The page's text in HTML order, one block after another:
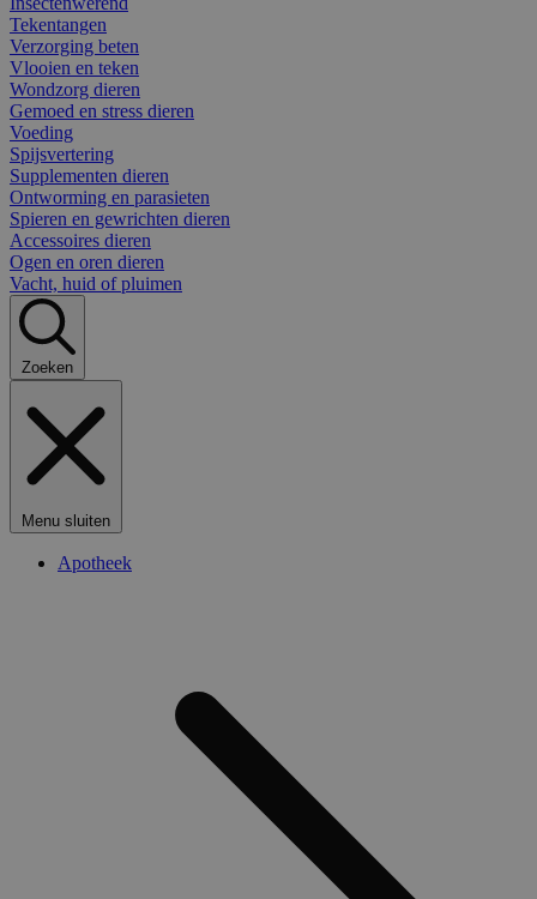
Tekentangen
Verzorging beten
Vlooien en teken
Wondzorg dieren
Gemoed en stress dieren
Voeding
Spijsvertering
Supplementen dieren
Ontworming en parasieten
Spieren en gewrichten dieren
Accessoires dieren
Ogen en oren dieren
Vacht, huid of pluimen
Zoeken
Menu sluiten
Apotheek